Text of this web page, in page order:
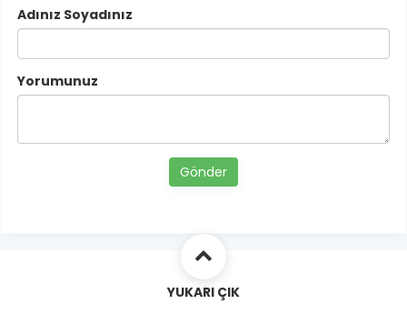
Adınız Soyadınız
Yorumunuz
Gönder
YUKARI ÇIK